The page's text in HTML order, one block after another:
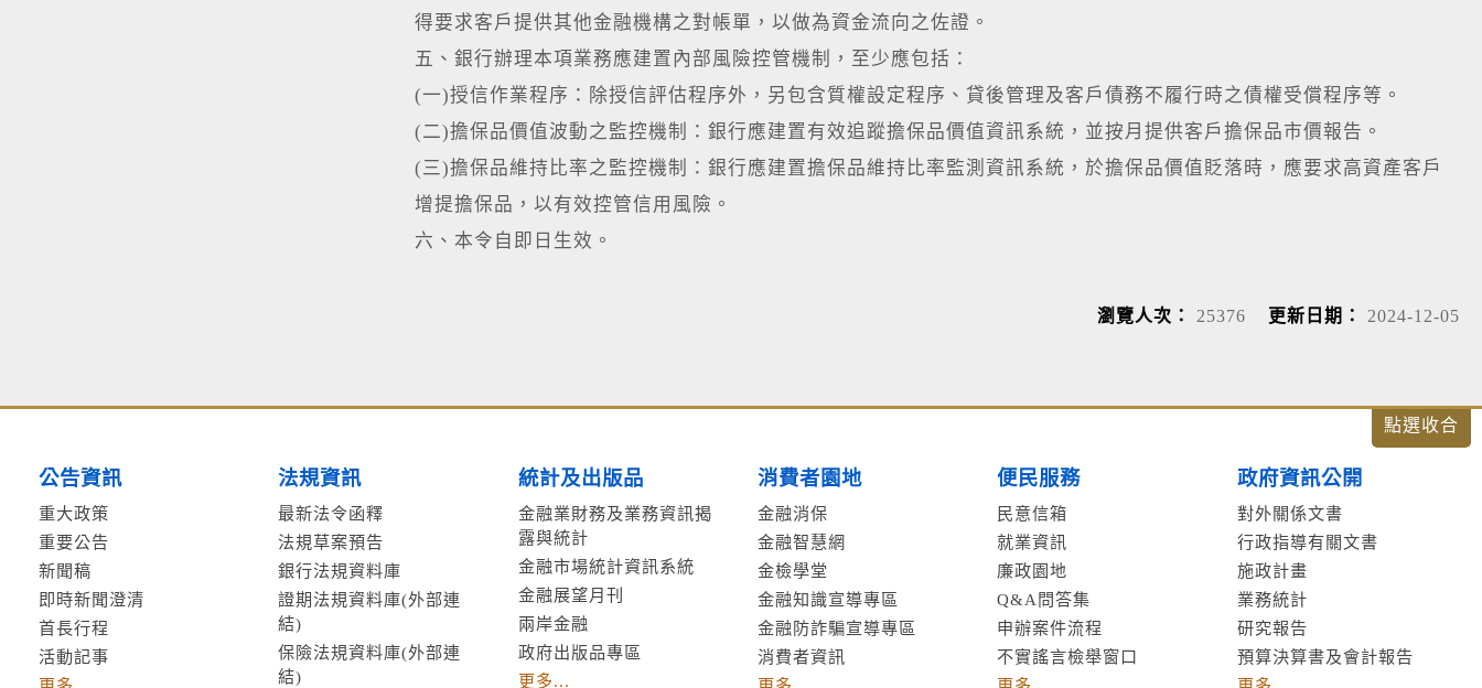
得要求客戶提供其他金融機構之對帳單，以做為資金流向之佐證。
五、銀行辦理本項業務應建置內部風險控管機制，至少應包括：
(一)授信作業程序：除授信評估程序外，另包含質權設定程序、貸後管理及客戶債務不履行時之債權受償程序等。
(二)擔保品價值波動之監控機制：銀行應建置有效追蹤擔保品價值資訊系統，並按月提供客戶擔保品市價報告。
(三)擔保品維持比率之監控機制：銀行應建置擔保品維持比率監測資訊系統，於擔保品價值貶落時，應要求高資產客戶
增提擔保品，以有效控管信用風險。
六、本令自即日生效。
瀏覽人次： 25376 更新日期： 2024-12-05
公告資訊
重大政策
重要公告
新聞稿
即時新聞澄清
首長行程
活動記事
法規資訊
最新法令函釋
法規草案預告
銀行法規資料庫
證期法規資料庫(外部連
結)
保險法規資料庫(外部連
結)
統計及出版品
金融業財務及業務資訊揭
露與統計
金融市場統計資訊系統
金融展望月刊
兩岸金融
政府出版品專區
更多...
消費者園地
金融消保
金融智慧網
金檢學堂
金融知識宣導專區
金融防詐騙宣導專區
消費者資訊
便民服務
民意信箱
就業資訊
廉政園地
Q&A問答集
申辦案件流程
不實謠言檢舉窗口
政府資訊公開
對外關係文書
行政指導有關文書
施政計畫
業務統計
研究報告
預算決算書及會計報告